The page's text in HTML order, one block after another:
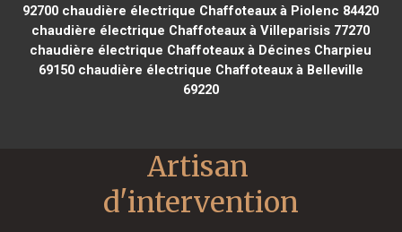
92700 chaudière électrique Chaffoteaux à Piolenc 84420
chaudière électrique Chaffoteaux à Villeparisis 77270
chaudière électrique Chaffoteaux à Décines Charpieu
69150chaudière électrique Chaffoteaux à Belleville
69220
Artisan
d'intervention